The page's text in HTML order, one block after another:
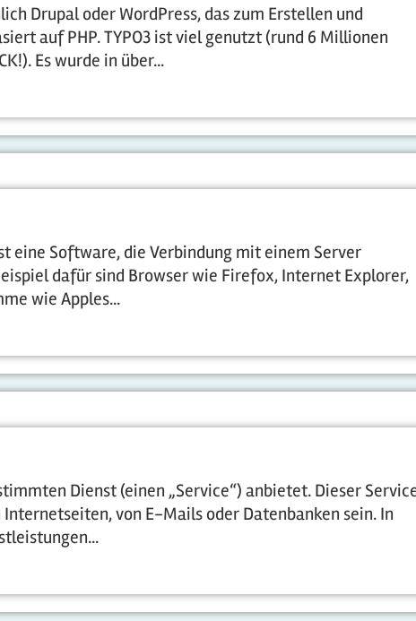
Drupal oder WordPress, das zum Erstellen und
auf PHP. TYPO3 ist viel genutzt (rund 6 Millionen
Es wurde in über...
eine Software, die Verbindung mit einem Server
dafür sind Browser wie Firefox, Internet Explorer,
wie Apples...
Dienst (einen „Service“) anbietet. Dieser
von E-Mails oder Datenbanken sein. In